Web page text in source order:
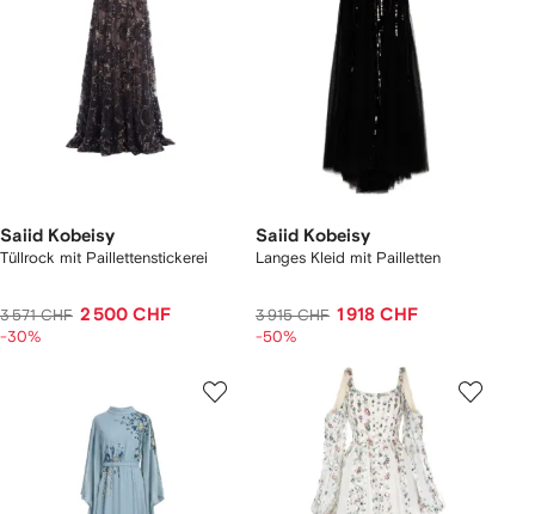
Saiid Kobeisy
Tüllrock mit Paillettenstickerei
3 571 CHF 2 500 CHF
-30%
Saiid Kobeisy
Langes Kleid mit Pailletten
3 915 CHF 1 918 CHF
-50%